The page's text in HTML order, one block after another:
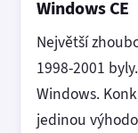
Windows CE
Největší
1998-2001
Windows.
jedinou